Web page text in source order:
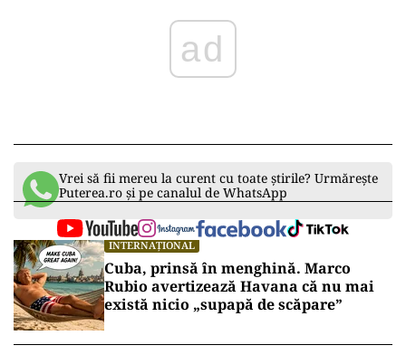
ad
Vrei să fii mereu la curent cu toate știrile? Urmărește
Puterea.ro și pe canalul de WhatsApp
INTERNAȚIONAL
Cuba, prinsă în menghină. Marco
Rubio avertizează Havana că nu mai
există nicio „supapă de scăpare”